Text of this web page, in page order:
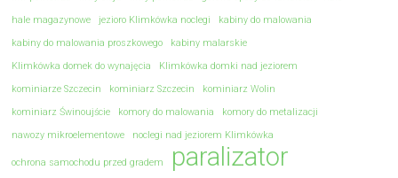
hale magazynowe
jezioro Klimkówka noclegi
kabiny do malowania
kabiny do malowania proszkowego
kabiny malarskie
Klimkówka domek do wynajęcia
Klimkówka domki nad jeziorem
kominiarze Szczecin
kominiarz Szczecin
kominiarz Wolin
kominiarz Świnoujście
komory do malowania
komory do metalizacji
nawozy mikroelementowe
noclegi nad jeziorem Klimkówka
ochrona samochodu przed gradem paralizator